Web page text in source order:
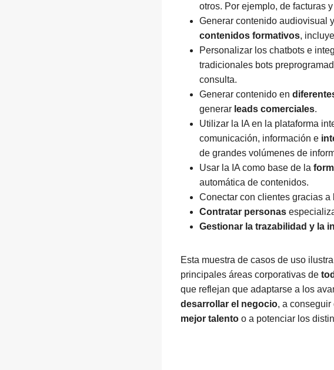
otros. Por ejemplo, de facturas
Generar contenido audiovisual
contenidos formativos,
Personalizar los chatbots e
tradicionales bots
consulta.
Generar contenido en
generar leads comerciales.
Utilizar la IA en la plataforma
comunicación, información e
de grandes volúmenes de
Usar la IA como base de la
automática de contenidos.
Conectar con clientes gracias a
Contratar personas
Gestionar la trazabilidad y la
Esta muestra de casos de uso
principales áreas corporativas de
que reflejan que adaptarse a los
desarrollar el negocio, a conseguir
mejor talento o a potenciar los